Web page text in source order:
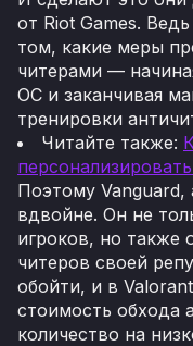
от Riot Games.
том, какие меры
читерами —
ОС и заканчивая
тренировки
Читайте также:
Поэтому Vanguard,
вдвойне. Он не
игроков, но также
читеров своей
обойти, и в
стоимость обхода
количество на